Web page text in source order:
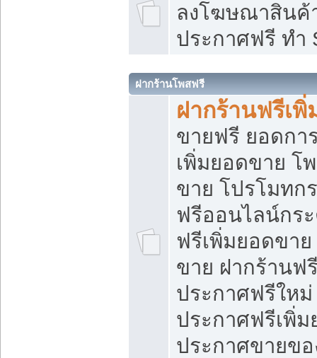
ลงโฆษณาสิน
ประกาศฟรี ทำ
ฝากร้านโพสฟรี
ฝากร้านฟรีเ
ขายฟรี ยอดกา
เพิ่มยอดขาย โ
ขาย โปรโมทก
ฟรีออนไลน์กร
ฟรีเพิ่มยอดขา
ขาย ฝากร้านฟ
ประกาศฟรีใหม่
ประกาศฟรีเพิ่
ประกาศขายข